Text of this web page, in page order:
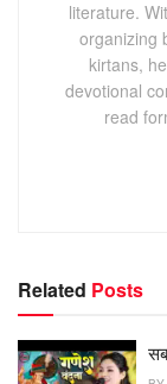
literature.
organizing
kirtans,
devotional
read
Related Posts